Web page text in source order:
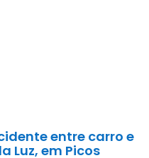
entre carro e
Luz, em Picos